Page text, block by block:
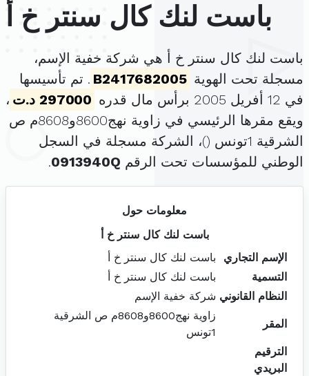
باست لنك كال سنتر خ أ
باست لنك كال سنتر خ أ هي شركة خفية الإسم،
مسجلة تحت الهوية B2417682005 . تم تأسيسها
في 12 أفريل 2005 برأس مال قدره
297000 د.ت
،
ويقع مقرها الرئيسي في زاوية نهج8600و8608م ص
الشرقية 1تونس (
)، الشركة مسجلة في السجل
الوطني للمؤسسات تحت الرقم 0913940Q
.
معلومات حول
باست لنك كال سنتر خ أ
الإسم التجاري
باست لنك كال سنتر خ أ
التسمية
باست لنك كال سنتر خ أ
النظام القانوني شركة خفية الإسم
المقر
زاوية نهج8600و8608م ص الشرقية
1تونس
الترقيم
البريدي